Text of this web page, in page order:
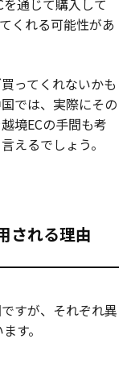
くれる可能性があ
ってくれないかも
では、実際にその
境ECの手間も考
えるでしょう。
される理由
すが、それぞれ異
す。